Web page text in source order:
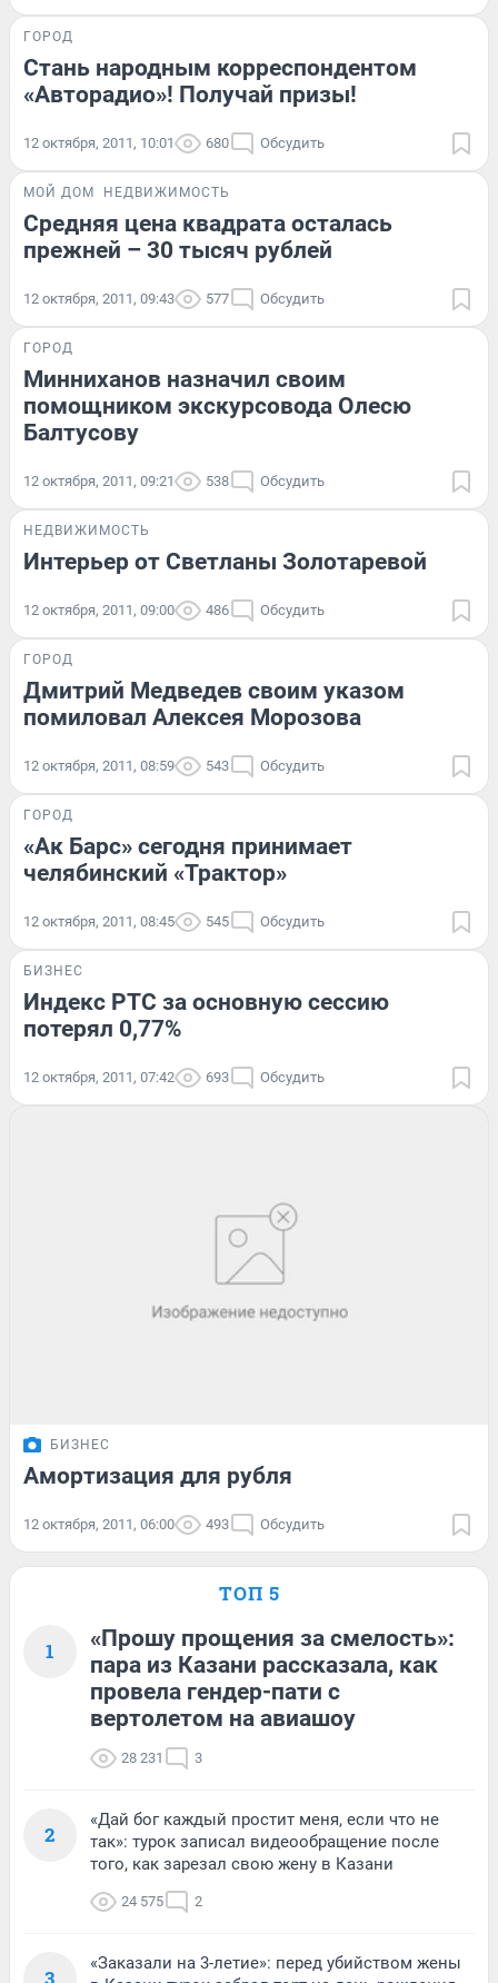
ГОРОД
Стань народным корреспондентом
«Авторадио»! Получай призы!
12 октября, 2011, 10:01 680 Обсудить
МОЙ ДОМ НЕДВИЖИМОСТЬ
Средняя цена квадрата осталась
прежней – 30 тысяч рублей
12 октября, 2011, 09:43 577 Обсудить
ГОРОД
Минниханов назначил своим
помощником экскурсовода Олесю
Балтусову
12 октября, 2011, 09:21 538 Обсудить
НЕДВИЖИМОСТЬ
Интерьер от Светланы Золотаревой
12 октября, 2011, 09:00 486 Обсудить
ГОРОД
Дмитрий Медведев своим указом
помиловал Алексея Морозова
12 октября, 2011, 08:59 543 Обсудить
ГОРОД
«Ак Барс» сегодня принимает
челябинский «Трактор»
12 октября, 2011, 08:45 545 Обсудить
БИЗНЕС
Индекс РТС за основную сессию
потерял 0,77%
12 октября, 2011, 07:42 693 Обсудить
БИЗНЕС
Амортизация для рубля
12 октября, 2011, 06:00 493 Обсудить
ТОП 5
1
«Прошу прощения за смелость»:
пара из Казани рассказала, как
провела гендер-пати с
вертолетом на авиашоу
28 231 3
2
«Дай бог каждый простит меня, если что не
так»: турок записал видеообращение после
того, как зарезал свою жену в Казани
24 575 2
«Заказали на 3-летие»: перед убийством жены